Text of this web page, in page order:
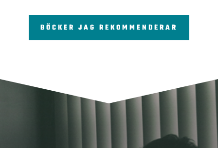
BÖCKER JAG REKOMMENDERAR